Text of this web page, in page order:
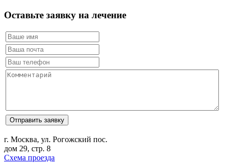
Оставьте заявку на лечение
г. Москва, ул. Рогожский пос.
дом 29, стр. 8
Схема проезда